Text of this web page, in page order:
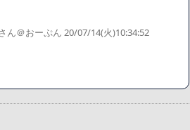
ん＠おーぷん 20/07/14(火)10:34:52